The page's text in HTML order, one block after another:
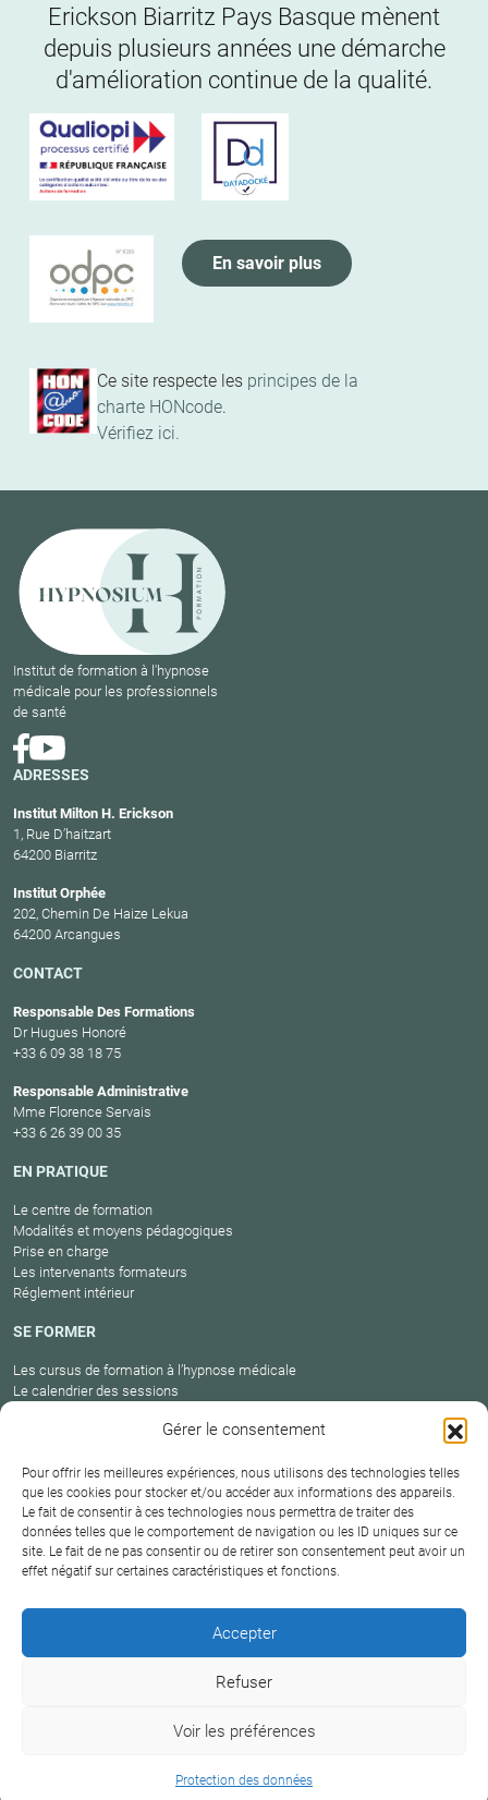
Gérer le consentement
Pour offrir les meilleures expériences, nous utilisons des technologies telles
que les cookies pour stocker et/ou accéder aux informations des appareils.
Le fait de consentir à ces technologies nous permettra de traiter des
données telles que le comportement de navigation ou les ID uniques sur ce
site. Le fait de ne pas consentir ou de retirer son consentement peut avoir un
effet négatif sur certaines caractéristiques et fonctions.
Accepter
Refuser
Voir les préférences
Protection des données
Erickson Biarritz Pays Basque mènent
depuis plusieurs années une démarche
d'amélioration continue de la qualité.
Ce site respecte les principes de la
charte HONcode.
Vérifiez ici.
En savoir plus
Institut de formation à l'hypnose
médicale pour les professionnels
de santé
ADRESSES
Institut Milton H. Erickson
1, Rue D’haitzart
64200 Biarritz
Institut Orphée
202, Chemin De Haize Lekua
64200 Arcangues
CONTACT
Responsable Des Formations
Dr Hugues Honoré
+33 6 09 38 18 75
Responsable Administrative
Mme Florence Servais
+33 6 26 39 00 35
EN PRATIQUE
Le centre de formation
Modalités et moyens pédagogiques
Prise en charge
Les intervenants formateurs
Réglement intérieur
SE FORMER
Les cursus de formation à l’hypnose médicale
Le calendrier des sessions
Mentions
légales
Conditions
générales de
vente
Plan
du site
Contact
Protection
des données
basque © 2026
DERNIÈRE MISE À JOUR :